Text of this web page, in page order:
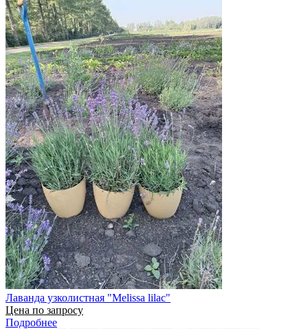
Лаванда узколистная "Melissa lilac"
Цена по запросу
Подробнее